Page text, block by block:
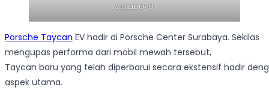
Surabaya
Porsche Taycan EV hadir di Porsche Center Surabaya. Sekilas
mengupas performa dari mobil mewah tersebut,
Taycan baru yang telah diperbarui secara ekstensif hadir
aspek utama.